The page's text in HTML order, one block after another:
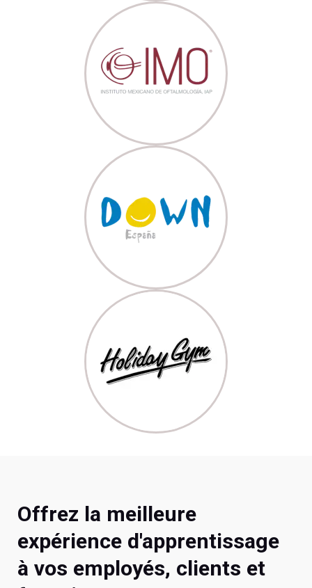
Offrez la meilleure
expérience d'apprentissage
à vos employés, clients et